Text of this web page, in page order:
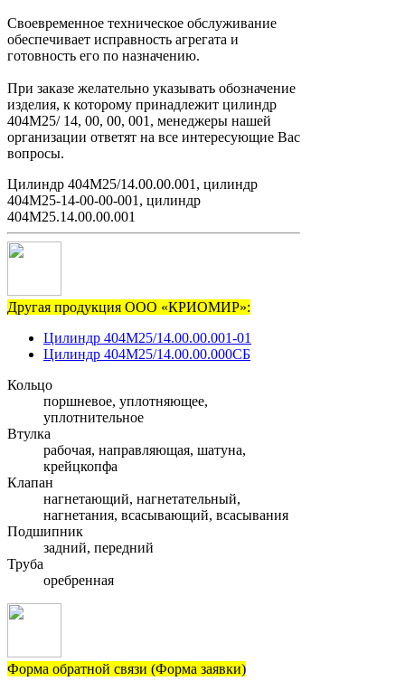
Своевременное техническое обслуживание
обеспечивает исправность агрегата и
готовность его по назначению.
При заказе желательно указывать обозначение
изделия, к которому принадлежит цилиндр
404М25/ 14, 00, 00, 001, менеджеры нашей
организации ответят на все интересующие Вас
вопросы.
Цилиндр 404М25/14.00.00.001, цилиндр
404М25-14-00-00-001, цилиндр
404М25.14.00.00.001
Другая продукция ООО «КРИОМИР»:
Цилиндр 404М25/14.00.00.001-01
Цилиндр 404М25/14.00.00.000СБ
Кольцо
поршневое, уплотняющее,
уплотнительное
Втулка
рабочая, направляющая, шатуна,
крейцкопфа
Клапан
нагнетающий, нагнетательный,
нагнетания, всасывающий, всасывания
Подшипник
задний, передний
Труба
оребренная
Форма обратной связи (Форма заявки)